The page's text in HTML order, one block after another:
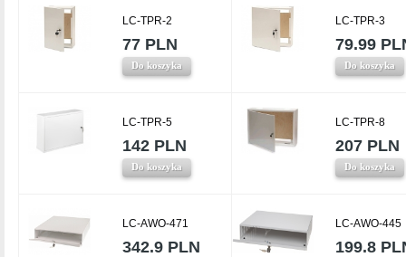
LC-TPR-2
77 PLN
Do koszyka
LC-TPR-3
79.99
Do koszyka
LC-TPR-5
142 PLN
Do koszyka
LC-TPR-8
207 PLN
Do koszyka
LC-AWO-471
342.9 PLN
LC-AWO-445
199.8